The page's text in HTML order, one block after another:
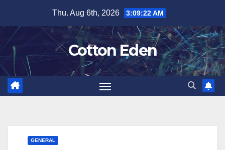
content
Thu. Aug 6th, 2026 3:09:22 AM
Cotton Eden
GENERAL